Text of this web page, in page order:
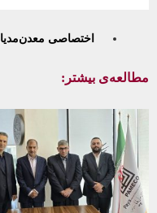
اختصاصی معدن‌مدیا
مطالعه‌ی بیشتر: